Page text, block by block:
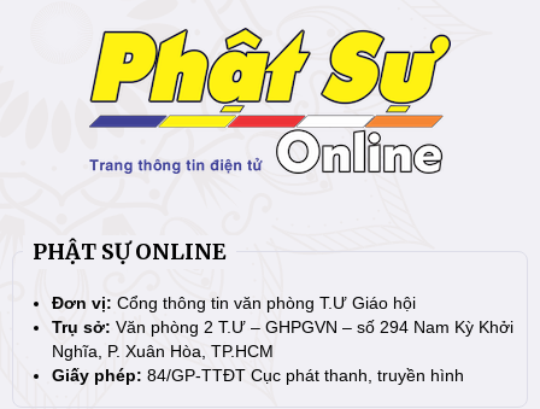
PHẬT SỰ ONLINE
Đơn vị: Cổng thông tin văn phòng T.Ư Giáo hội
Trụ sở: Văn phòng 2 T.Ư – GHPGVN – số 294 Nam Kỳ Khởi
Nghĩa, P. Xuân Hòa, TP.HCM
Giấy phép: 84/GP-TTĐT Cục phát thanh, truyền hình